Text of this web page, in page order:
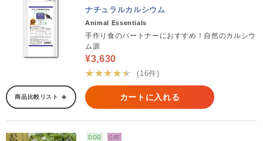
ナチュラルカルシウム
Animal Essentials
手作り食のパートナーにおすすめ！自然のカルシウ
ム源
¥3,630
★★★★★
(16件)
商品比較リスト カートに入れる
DOG CAT